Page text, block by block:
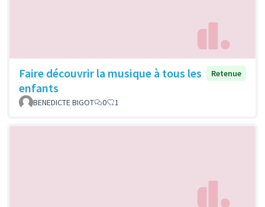
Faire découvrir la musique à tous les
enfants
Retenue
BENEDICTE BIGOT 0 1